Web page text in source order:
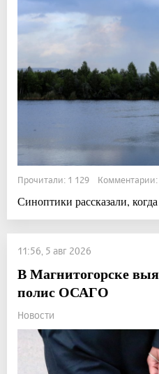
Прочитали: 1 129 Комментарии:
Синоптики рассказали,
11:56, 5 авг 2026
В Магнитогорске
полис ОСАГО
Новости